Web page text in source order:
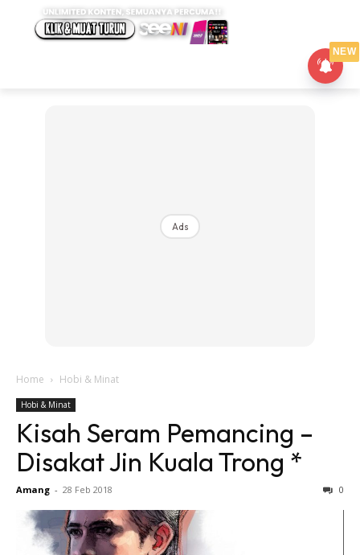
Ads
Home Hobi & Minat
Hobi & Minat
Kisah Seram Pemancing –
Disakat Jin Kuala Trong *
Amang - 28 Feb 2018 0
NEW